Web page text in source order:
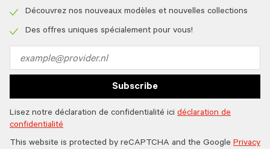
icon
icon
Découvrez nos nouveaux modèles et nouvelles collections
Des offres uniques spécialement pour vous!
address
Subscribe
Lisez notre déclaration de confidentialité ici déclaration de
confidentialité
This website is protected by reCAPTCHA and the Google Privacy